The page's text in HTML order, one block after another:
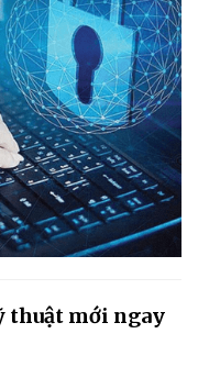
thuật mới ngay